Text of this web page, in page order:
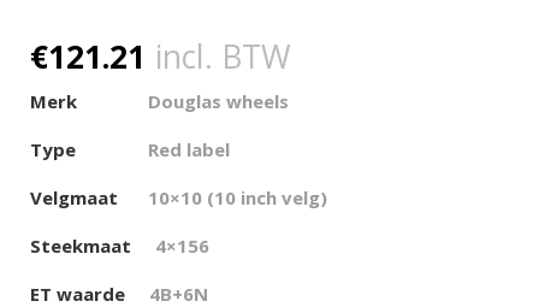
€121.21 incl. BTW
Merk
Douglas wheels
Type
Red label
Velgmaat
10×10 (10 inch velg)
Steekmaat
4×156
ET waarde
4B+6N